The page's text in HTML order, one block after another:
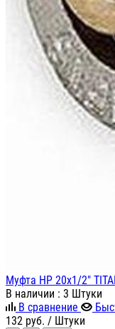
Муфта НР 20х1/2"
В наличии : 3 Штуки
В сравнение
132 руб. / Штуки